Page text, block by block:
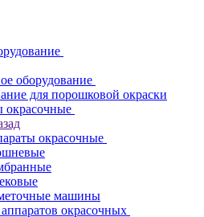
оборудование
для порошковой окраски
окрасочные
окрасочные
машины
окрасочных